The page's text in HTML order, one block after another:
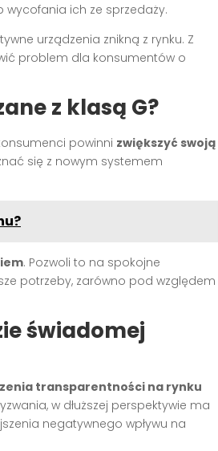
ich ze sprzedaży.
urządzenia znikną z rynku. Z
problem dla konsumentów o
z klasą G?
powinni zwiększyć swoją
się z nowym systemem
. Pozwoli to na spokojne
potrzeby, zarówno pod względem
świadomej
transparentności na rynku
w dłuższej perspektywie ma
negatywnego wpływu na